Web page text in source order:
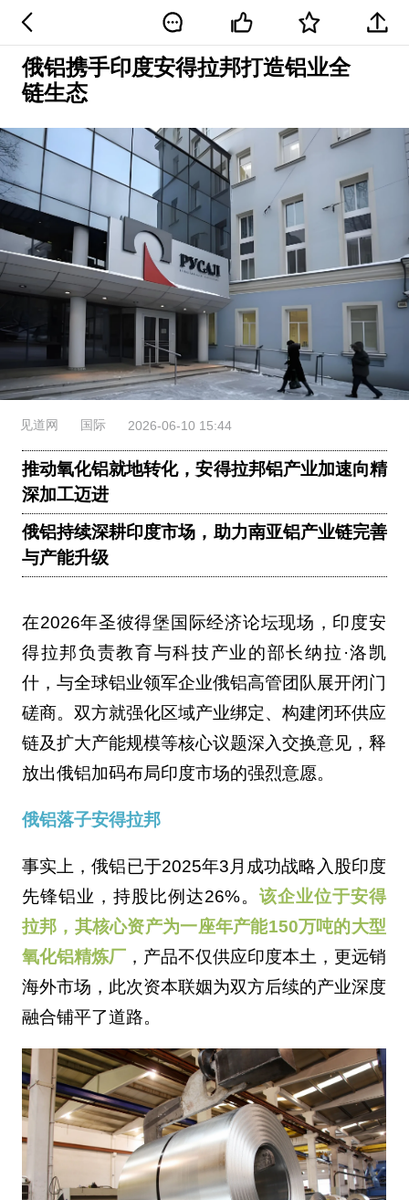
俄铝携手印度安得拉邦打造铝业全
链生态
见道网 国际 2026-06-10 15:44
推动氧化铝就地转化，安得拉邦铝产业加速向精
深加工迈进
俄铝持续深耕印度市场，助力南亚铝产业链完善
与产能升级
在2026年圣彼得堡国际经济论坛现场，印度安
得拉邦负责教育与科技产业的部长纳拉·洛凯
什，与全球铝业领军企业俄铝高管团队展开闭门
磋商。双方就强化区域产业绑定、构建闭环供应
链及扩大产能规模等核心议题深入交换意见，释
放出俄铝加码布局印度市场的强烈意愿。
俄铝落子安得拉邦
事实上，俄铝已于2025年3月成功战略入股印度
先锋铝业，持股比例达26%。 该企业位于安得
拉邦，其核心资产为一座年产能150万吨的大型
氧化铝精炼厂，产品不仅供应印度本土，更远销
海外市场，此次资本联姻为双方后续的产业深度
融合铺平了道路。